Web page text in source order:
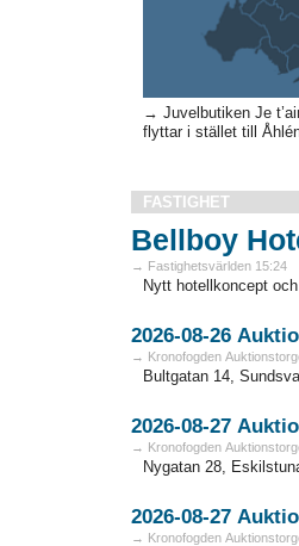
→ Juvelbutiken Je
flyttar i stället till
FASTIGHET
Bellboy
→ Fastighetsvärlden 15:24
Nytt hotellkoncept och
→ Kronofogden
Bultgatan 14,
→ Kronofogden
Nygatan 28,
→ Kronofogden